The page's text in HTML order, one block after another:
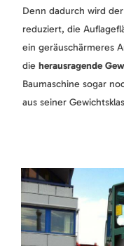
Denn dadurch wird
reduziert, die
ein geräuschärmeres
die herausragende
Baumaschine sogar
aus seiner